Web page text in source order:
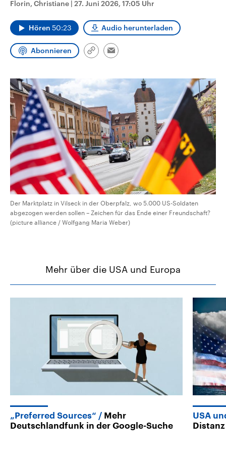
CDU, SPD und FDP regiert.-
Wahlprogramme, aktuelle Berichte
und Hintergründe zu den Parteien
Wahl.
aktuelle Weltgeschehen.
Sendungen Programm Podcasts
Audio-Archiv
Florin, Christiane | 27. Juni 2026, 17:05 Uhr
Hören 50:23 Audio herunterladen
Abonnieren
Link
Email
Der Marktplatz in Vilseck in der Oberpfalz, wo 5.000 US-Soldaten
abgezogen werden sollen – Zeichen für das Ende einer Freundschaft?
(picture alliance / Wolfgang Maria Weber)
Mehr über die USA und Europa
„Preferred Sources“
Mehr
Deutschlandfunk in der Google-Suche
USA